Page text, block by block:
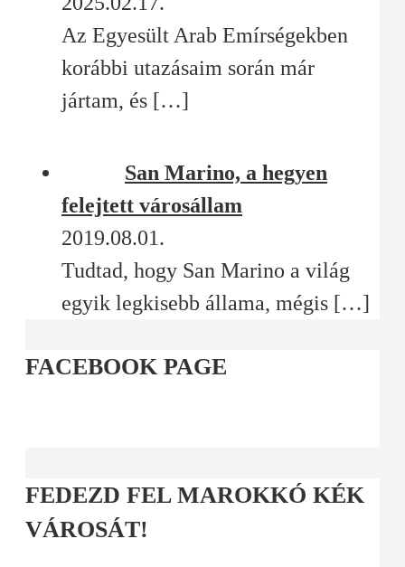
Az Egyesült Arab Emírségekben
korábbi utazásaim során már
jártam, és […]
San Marino, a hegyen
felejtett városállam
2019.08.01.
Tudtad, hogy San Marino a világ
egyik legkisebb állama, mégis […]
FACEBOOK PAGE
FEDEZD FEL MAROKKÓ KÉK
VÁROSÁT!